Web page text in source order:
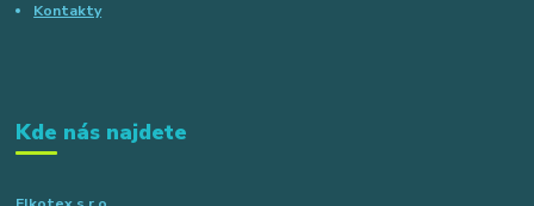
Kontakty
Kde nás najdete